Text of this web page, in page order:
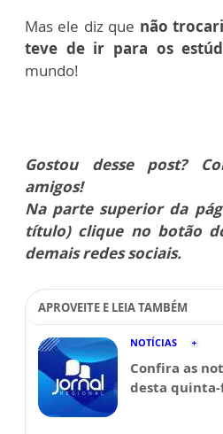
Mas ele diz que não
teve de ir para os
mundo!
Gostou desse post?
amigos!
Na parte superior da
título) clique no botão
demais redes sociais.
APROVEITE E LEIA TAMBÉM
NOTÍCIAS
Confira as
desta quinta-